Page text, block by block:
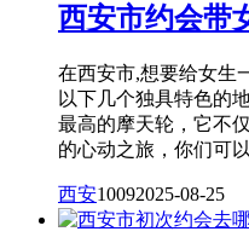
西安市约会带
在西安市,想要给女生
以下几个独具特色的
最高的摩天轮，它不
的心动之旅，你们可
西安10092025-08-25